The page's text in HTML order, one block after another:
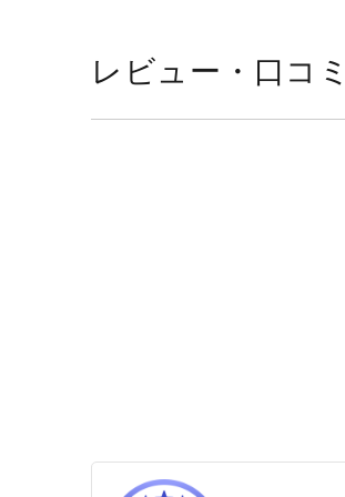
レビュー・口コミ